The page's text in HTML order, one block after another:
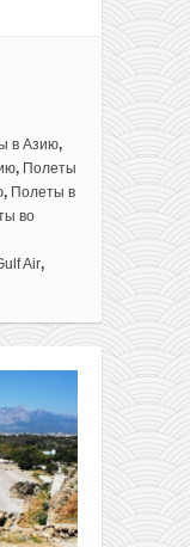
в Азию,
, Полеты
, Полеты в
во
Air,